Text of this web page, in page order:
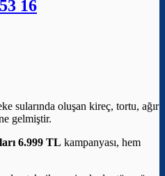
16
sularında oluşan kireç, tortu, ağır
gelmiştir.
6.999 TL kampanyası, hem